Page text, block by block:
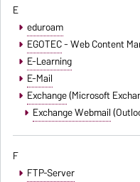
E
eduroam
EGOTEC- Web Content
E-Learning
E-Mail
Exchange(Microsoft
Exchange Webmail
F
FTP-Server